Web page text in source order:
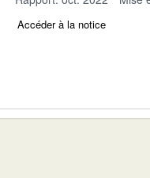
Accéder à la notice